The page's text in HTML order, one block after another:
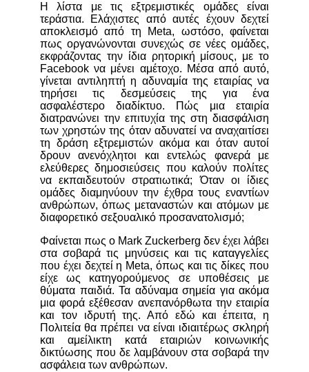
Η λίστα με τις εξτρεμιστικές ομάδες είναι
τεράστια. Ελάχιστες από αυτές έχουν δεχτεί
αποκλεισμό από τη Meta, ωστόσο, φαίνεται
πως οργανώνονται συνεχώς σε νέες ομάδες,
εκφράζοντας την ίδια ρητορική μίσους, με το
Facebook να μένει αμέτοχο. Μέσα από αυτό,
γίνεται αντιληπτή η αδυναμία της εταιρίας να
τηρήσει τις δεσμεύσεις της για ένα
ασφαλέστερο διαδίκτυο. Πώς μια εταιρία
διατρανώνει την επιτυχία της στη διασφάλιση
των χρηστών της όταν αδυνατεί να αναχαιτίσει
τη δράση εξτρεμιστών ακόμα και όταν αυτοί
δρουν ανενόχλητοι και εντελώς φανερά με
ελεύθερες δημοσιεύσεις που καλούν πολίτες
να εκπαιδευτούν στρατιωτικά; Όταν οι ίδιες
ομάδες διαμηνύουν την έχθρα τους εναντίων
ανθρώπων, όπως μεταναστών και ατόμων με
διαφορετικό σεξουαλικό προσανατολισμό;
Φαίνεται πως ο Mark Zuckerberg δεν έχει λάβει
στα σοβαρά τις μηνύσεις και τις καταγγελίες
που έχει δεχτεί η Meta, όπως και τις δίκες που
είχε ως κατηγορούμενος σε υποθέσεις με
θύματα παιδιά. Τα αδύναμα σημεία για ακόμα
μια φορά εξέθεσαν ανεπανόρθωτα την εταιρία
και τον ιδρυτή της. Από εδώ και έπειτα, η
Πολιτεία θα πρέπει να είναι ιδιαιτέρως σκληρή
και αμείλικτη κατά εταιριών κοινωνικής
δικτύωσης που δε λαμβάνουν στα σοβαρά την
ασφάλεια των ανθρώπων.